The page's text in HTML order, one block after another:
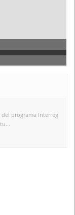
programa Interreg